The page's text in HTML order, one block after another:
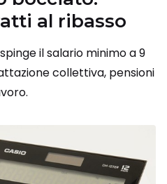
al ribasso
il salario minimo a 9
collettiva, pensioni